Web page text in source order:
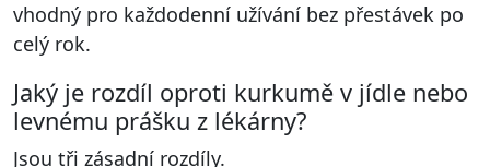
vhodný pro každodenní užívání bez přestávek po
celý rok.
Jaký je rozdíl oproti kurkumě v jídle nebo
levnému prášku z lékárny?
Jsou tři zásadní rozdíly.